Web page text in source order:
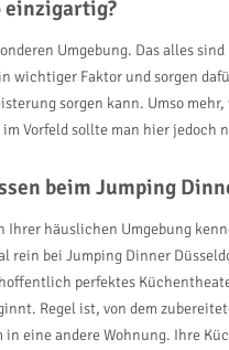
einzigartig?
Umgebung. Das alles
wichtiger Faktor und sorgen
sorgen kann. Umso
Vorfeld sollte man hier jedoch
beim Jumping
häuslichen Umgebung
rein bei Jumping Dinner
perfektes
Regel ist, von dem
in eine andere Wohnung. Ihre